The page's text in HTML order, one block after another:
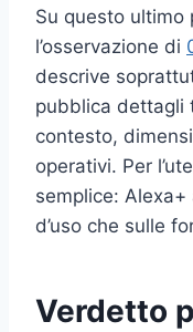
Su questo ultimo
l’osservazione di
descrive
pubblica dettagli
contesto,
operativi. Per
semplice:
d’uso che sulle
Verdetto